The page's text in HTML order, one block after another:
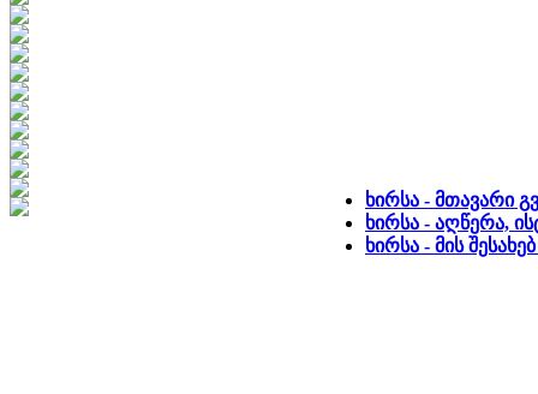
ხირსა - მთავარი
ხირსა - აღწერა,
ხირსა - მის